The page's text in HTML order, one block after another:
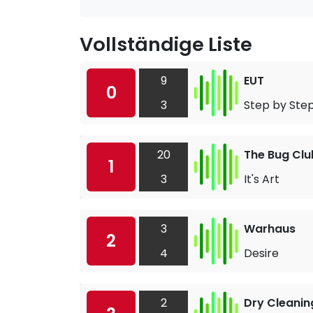
Vollständige Liste
0
9
3
EUT
Step by
1
20
3
The Bug
It's Art
2
3
4
Warhaus
Desire
2
Dry